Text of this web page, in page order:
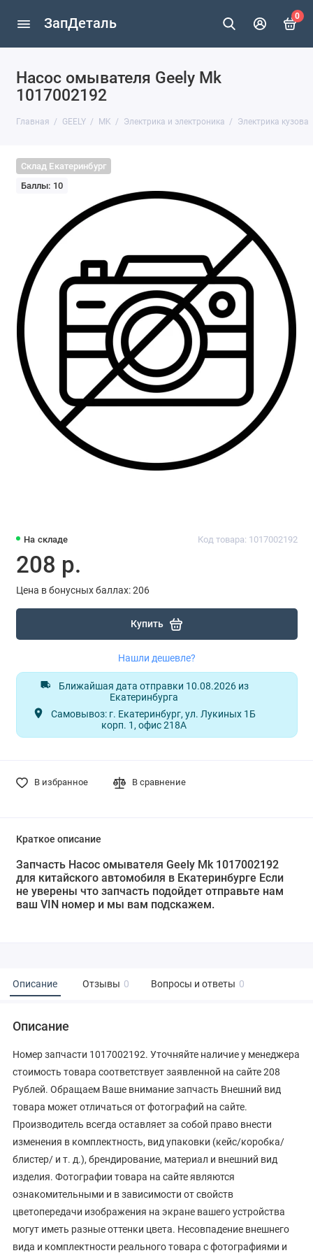
ЗапДеталь 0
Насос омывателя Geely Mk
1017002192
Главная GEELY MK Электрика и электроника Электрика кузова
Склад Екатеринбург
Баллы: 10
На складе Код товара: 1017002192
208 р.
Цена в бонусных баллах: 206
Купить
Нашли дешевле?
Ближайшая дата отправки 10.08.2026 из
Екатеринбурга
Самовывоз: г. Екатеринбург, ул. Лукиных 1Б
корп. 1, офис 218А
В избранное В сравнение
Краткое описание
Запчасть Насос омывателя Geely Mk 1017002192
для китайского автомобиля в Екатеринбурге Если
не уверены что запчасть подойдет отправьте нам
ваш VIN номер и мы вам подскажем.
Описание Отзывы 0 Вопросы и ответы 0
Описание
Номер запчасти 1017002192. Уточняйте наличие у менеджера
стоимость товара соответствует заявленной на сайте 208
Рублей. Обращаем Ваше внимание запчасть Внешний вид
товара может отличаться от фотографий на сайте.
Производитель всегда оставляет за собой право внести
изменения в комплектность, вид упаковки (кейс/коробка/
блистер/ и т. д.), брендирование, материал и внешний вид
изделия. Фотографии товара на сайте являются
ознакомительными и в зависимости от свойств
цветопередачи изображения на экране вашего устройства
могут иметь разные оттенки цвета. Несовпадение внешнего
вида и комплектности реального товара с фотографиями и